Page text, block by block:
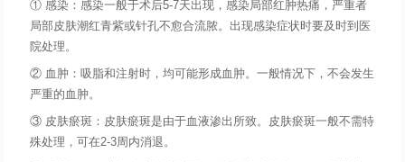
① 感染：感染一般于术后5-7天出现，感染局部红肿热痛，严重者
局部皮肤潮红青紫或针孔不愈合流脓。出现感染症状时要及时到医
院处理。
② 血肿：吸脂和注射时，均可能形成血肿。一般情况下，不会发生
严重的血肿。
③ 皮肤瘀斑：皮肤瘀斑是由于血液渗出所致。皮肤瘀斑一般不需特
殊处理，可在2-3周内消退。